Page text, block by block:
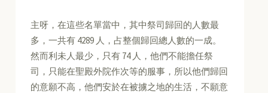
主呀，在這些名單當中，其中祭司歸回的人數最
多，一共有 4289 人，占整個歸回總人數的一成。
然而利未人最少，只有 74 人，他們不能擔任祭
司，只能在聖殿外院作次等的服事，所以他們歸回
的意願不高，他們安於在被擄之地的生活，不願意